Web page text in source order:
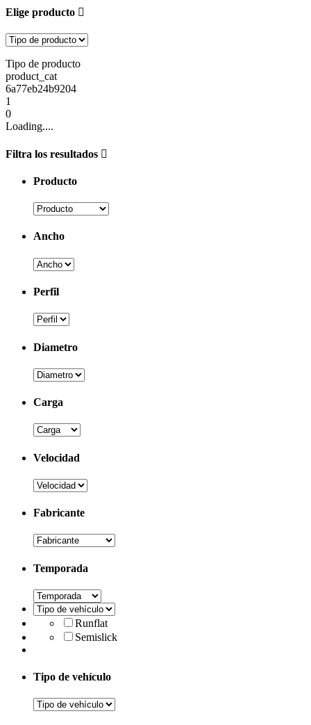
Elige producto
Tipo de producto
product_cat
6a77eb24b9204
1
0
Loading....
Filtra los resultados
Producto
Ancho
Perfil
Diametro
Carga
Velocidad
Fabricante
Temporada
Runflat
Semislick
Tipo de vehículo